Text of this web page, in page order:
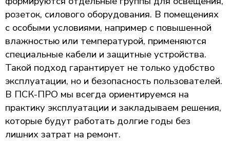
розеток, силового оборудования. В помещениях
с особыми условиями, например с повышенной
влажностью или температурой, применяются
специальные кабели и защитные устройства.
Такой подход гарантирует не только удобство
эксплуатации, но и безопасность пользователей.
В ПСК-ПРО мы всегда ориентируемся на
практику эксплуатации и закладываем решения,
которые будут работать долгие годы без
лишних затрат на ремонт.